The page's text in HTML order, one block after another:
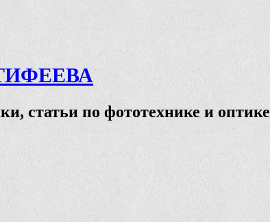
статьи по фототехнике и оптике